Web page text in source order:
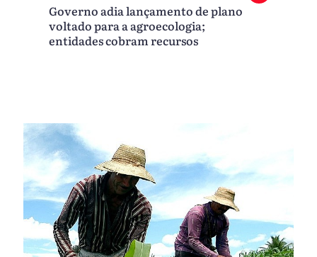
Governo adia lançamento de plano
voltado para a agroecologia;
entidades cobram recursos